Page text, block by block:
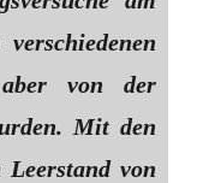
von der
Mit den
Leerstand von